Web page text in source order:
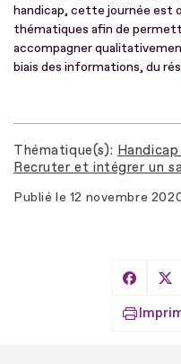
handicap, cette journée est
thématiques afin de
accompagner
biais des informations, du
Thématique(s)
Recruter et intégrer un
Publié le 12 novembre